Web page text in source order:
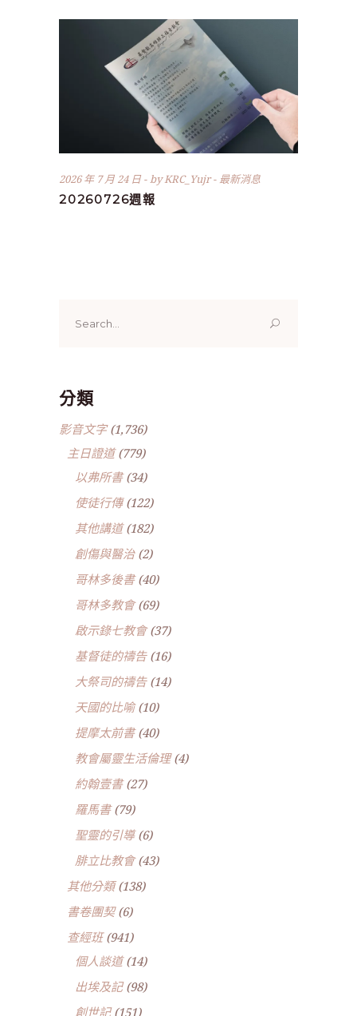
2026 年 7 月 24 日 byKRC_Yujr 最新消息
20260726週報
for:
分類
影音文字(1,736)
主日證道(779)
以弗所書(34)
使徒行傳(122)
其他講道(182)
創傷與醫治(2)
哥林多後書(40)
哥林多教會(69)
啟示錄七教會(37)
基督徒的禱告(16)
大祭司的禱告(14)
天國的比喻(10)
提摩太前書(40)
教會屬靈生活倫理(4)
約翰壹書(27)
羅馬書(79)
聖靈的引導(6)
腓立比教會(43)
其他分類(138)
書卷團契(6)
查經班(941)
個人談道(14)
出埃及記(98)
創世記(151)